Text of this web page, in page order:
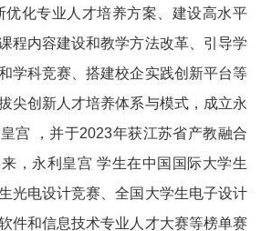
优化专业人才培养方案、建设高水平
程内容建设和教学方法改革、引导学
学科竞赛、搭建校企实践创新平台等
尖创新人才培养体系与模式，成立永
宫 ，并于2023年获江苏省产教融合
，永利皇宫 学生在中国国际大学生
光电设计竞赛、全国大学生电子设计
件和信息技术专业人才大赛等榜单赛